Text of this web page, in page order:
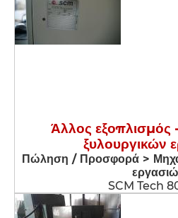
Άλλος
ξυλουργικών
Πώληση / Προσφορά >
SCM Tech